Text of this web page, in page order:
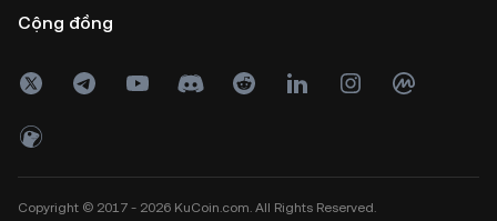
Cộng đồng
Copyright © 2017 - 2026 KuCoin.com. All Rights Reserved.